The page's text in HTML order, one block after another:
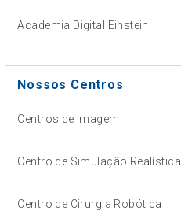
Academia Digital Einstein
Nossos Centros
Centros de Imagem
Centro de Simulação Realística
Centro de Cirurgia Robótica